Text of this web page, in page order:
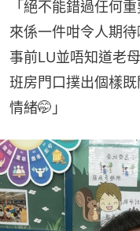
「絕不能錯過任何
來係一件咁令人期
事前LU並唔知道老
班房門口撲出個樣
情緒🤭」